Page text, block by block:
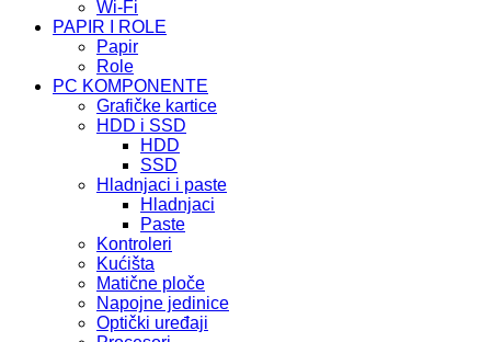
Wi-Fi
PAPIR I ROLE
Papir
Role
PC KOMPONENTE
Grafičke kartice
HDD i SSD
HDD
SSD
Hladnjaci i paste
Hladnjaci
Paste
Kontroleri
Kućišta
Matične ploče
Napojne jedinice
Optički uređaji